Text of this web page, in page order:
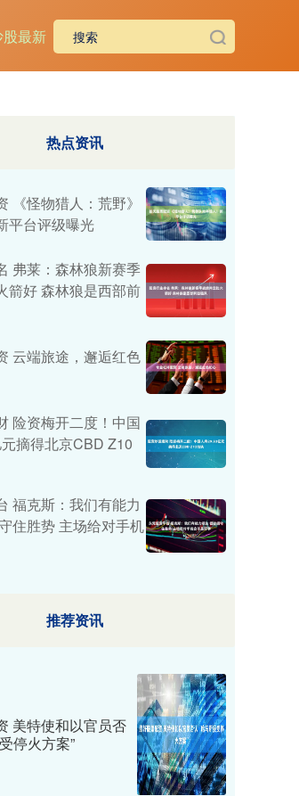
最新
热点资讯
《怪物猎人：荒野》
平台评级曝光
弗莱：森林狼新赛季
箭好 森林狼是西部前
云端旅途，邂逅红色
险资梅开二度！中国
摘得北京CBD Z10
福克斯：我们有能力
住胜势 主场给对手机
推荐资讯
美特使和以官员否
停火方案”